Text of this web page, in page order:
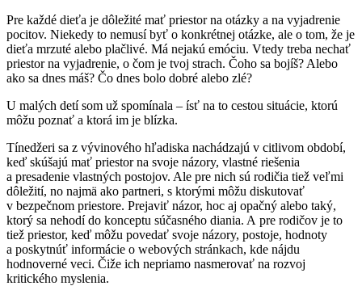
Pre každé dieťa je dôležité mať priestor na otázky a na vyjadrenie
pocitov. Niekedy to nemusí byť o konkrétnej otázke, ale o tom, že je
dieťa mrzuté alebo plačlivé. Má nejakú emóciu. Vtedy treba nechať
priestor na vyjadrenie, o čom je tvoj strach. Čoho sa bojíš? Alebo
ako sa dnes máš? Čo dnes bolo dobré alebo zlé?
U malých detí som už spomínala – ísť na to cestou situácie, ktorú
môžu poznať a ktorá im je blízka.
Tínedžeri sa z vývinového hľadiska nachádzajú v citlivom období,
keď skúšajú mať priestor na svoje názory, vlastné riešenia
a presadenie vlastných postojov. Ale pre nich sú rodičia tiež veľmi
dôležití, no najmä ako partneri, s ktorými môžu diskutovať
v bezpečnom priestore. Prejaviť názor, hoc aj opačný alebo taký,
ktorý sa nehodí do konceptu súčasného diania. A pre rodičov je to
tiež priestor, keď môžu povedať svoje názory, postoje, hodnoty
a poskytnúť informácie o webových stránkach, kde nájdu
hodnoverné veci. Čiže ich nepriamo nasmerovať na rozvoj
kritického myslenia.